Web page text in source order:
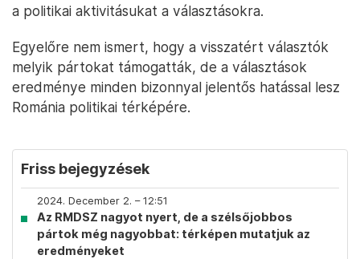
a politikai aktivitásukat a választásokra.
Egyelőre nem ismert, hogy a visszatért választók
melyik pártokat támogatták, de a választások
eredménye minden bizonnyal jelentős hatással lesz
Románia politikai térképére.
Friss bejegyzések
2024. December 2. – 12:51
Az RMDSZ nagyot nyert, de a szélsőjobbos
pártok még nagyobbat: térképen mutatjuk az
eredményeket